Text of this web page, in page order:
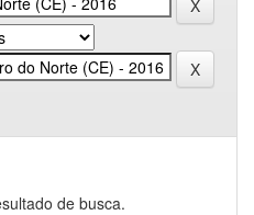
de busca.